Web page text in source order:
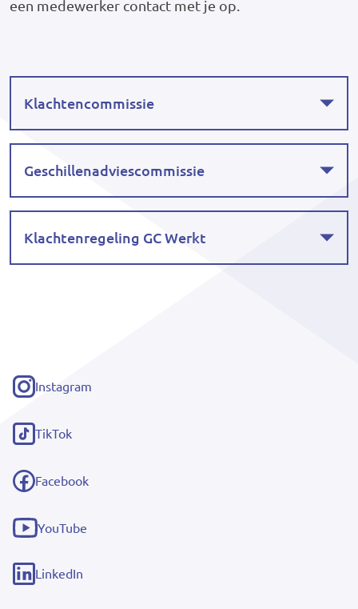
een medewerker contact met je op.
Klachtencommissie
Geschillenadviescommissie
Klachtenregeling GC Werkt
Instagram
(externe
link)
TikTok
(externe
link)
Facebook
(externe
link)
YouTube
(externe
link)
LinkedIn
(externe